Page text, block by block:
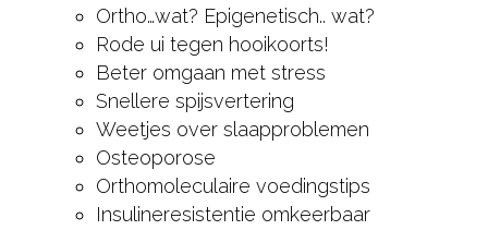
Ortho…wat? Epigenetisch.. wat?
Rode ui tegen hooikoorts!
Beter omgaan met stress
Snellere spijsvertering
Weetjes over slaapproblemen
Osteoporose
Orthomoleculaire voedingstips
Insulineresistentie omkeerbaar